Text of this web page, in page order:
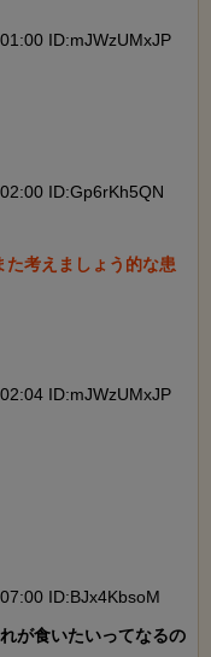
ID:mJWzUMxJP
ID:Gp6rKh5QN
考えましょう的な患
ID:mJWzUMxJP
ID:BJx4KbsoM
が食いたいってなるの